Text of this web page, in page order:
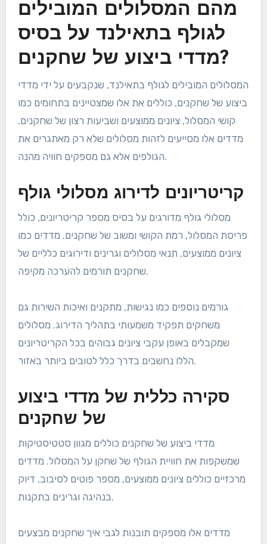
מהם המסלולים המובילים
לגולף בתאילנד על בסיס
מדדי ביצוע של שחקנים?
המסלולים המובילים לגולף בתאילנד, שנקבעים על ידי מדדי
ביצוע של שחקנים, כוללים את אלו שמצטיינים בתחומים כמו
קושי המסלול, ציונים ממוצעים ושביעות רצון של שחקנים.
מדדים אלו מסייעים לזהות מסלולים שלא רק מאתגרים את
הגולפים אלא גם מספקים חוויה מהנה.
קריטריונים לדירוג מסלולי גולף
מסלולי גולף מדורגים על בסיס מספר קריטריונים, כולל
פריסת המסלול, רמת הקושי ומשוב של שחקנים. מדדים כמו
ציונים ממוצעים, תנאי מסלולים וגרינים ודירוגים כלליים של
שחקנים תורמים להערכה מקיפה.
גורמים נוספים כמו נגישות, מתקנים ואיכות השירות גם
משחקים תפקיד משמעותי בתהליך הדירוג. מסלולים
שמקבלים באופן עקבי ציונים גבוהים בכל הקריטריונים
הללו נחשבים בדרך כלל לטובים ביותר באזור.
סקירה כללית של מדדי ביצוע
של שחקנים
מדדי ביצוע של שחקנים כוללים מגוון סטטיסטיקות
שמשקפות את חוויית הגולף של שחקן על המסלול. מדדים
מרכזיים כוללים ציונים ממוצעים, מספר פוטים לסיבוב, דיוק
בנהיגה וגרינים בתקנות.
מדדים אלו מספקים תובנות לגבי איך שחקנים מבצעים